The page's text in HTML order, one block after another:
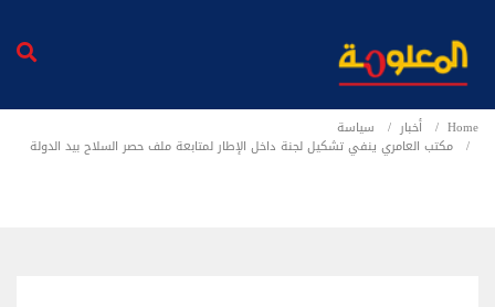
Home أخبار
سياسة
مكتب العامري ينفي تشكيل لجنة داخل الإطار لمتابعة ملف حصر السلاح بيد الدولة